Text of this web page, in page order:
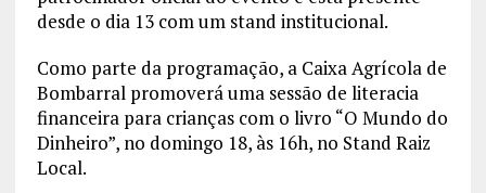
desde o dia 13 com um stand institucional.
Como parte da programação, a Caixa Agrícola de
Bombarral promoverá uma sessão de literacia
financeira para crianças com o livro “O Mundo do
Dinheiro”, no domingo 18, às 16h, no Stand Raiz
Local.